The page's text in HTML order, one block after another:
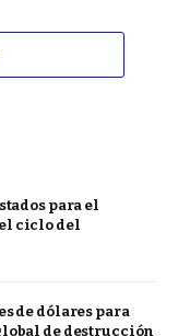
para el
ciclo del
de dólares para
de destrucción